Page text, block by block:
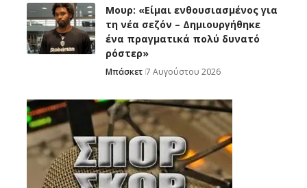
Μουρ: «Είμαι ενθουσιασμένος για
τη νέα σεζόν – Δημιουργήθηκε
ένα πραγματικά πολύ δυνατό
ρόστερ»
Μπάσκετ 7 Αυγούστου 2026